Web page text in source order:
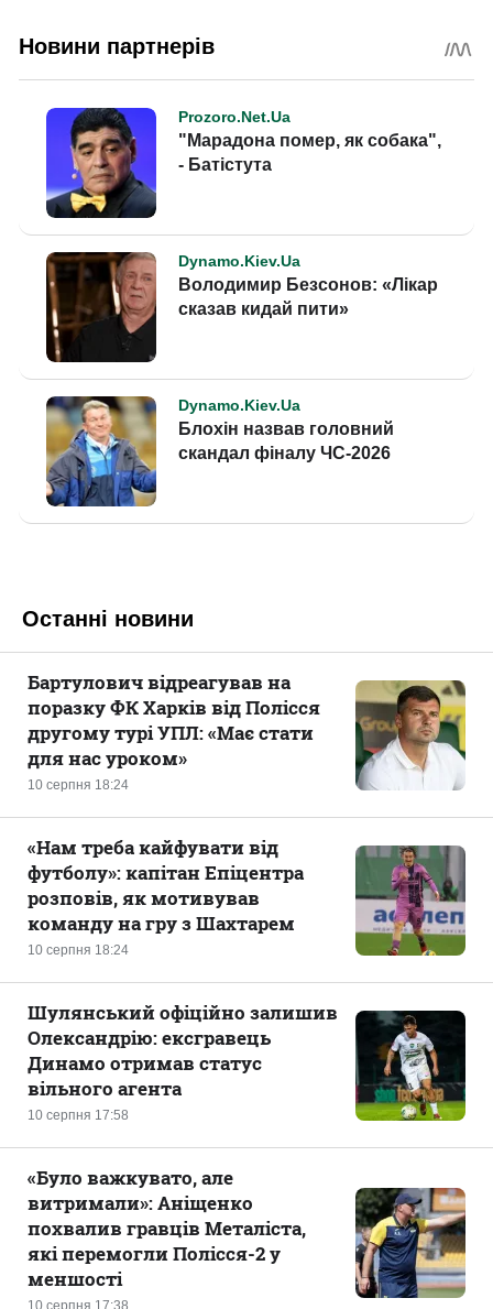
Останні новини
10 серпня 18:24
Бартулович відреагував на
поразку ФК Харків від Полісся
другому турі УПЛ: «Має стати
для нас уроком»
10 серпня 18:24
«Нам треба кайфувати від
футболу»: капітан Епіцентра
розповів, як мотивував
команду на гру з Шахтарем
10 серпня 17:58
Шулянський офіційно залишив
Олександрію: ексгравець
Динамо отримав статус
вільного агента
10 серпня 17:38
«Було важкувато, але
витримали»: Аніщенко
похвалив гравців Металіста,
які перемогли Полісся-2 у
меншості